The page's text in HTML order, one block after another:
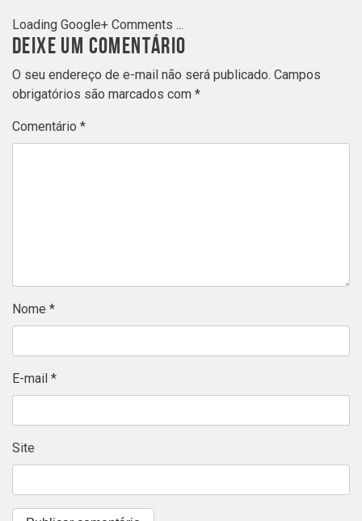
Loading Google+ Comments ...
DEIXE UM COMENTÁRIO
O seu endereço de e-mail não será publicado. Campos
obrigatórios são marcados com *
Comentário *
Nome *
E-mail *
Site